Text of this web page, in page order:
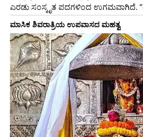
ಎರಡು ಸಂಸ್ಕೃತ ಪದಗಳಿಂದ ಉಗಮವಾಗಿದೆ.
ಮಾಸಿಕ ಶಿವರಾತ್ರಿಯ ಉಪವಾಸದ ಮಹತ್ವ